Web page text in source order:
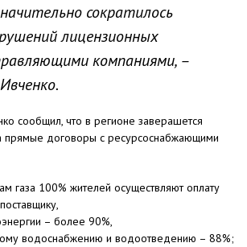
сократилось
лицензионных
компаниями, –
сообщил, что в регионе заверашется
прямые договоры с ресурсоснабжающими
газа 100% жителей осуществляют оплату
– более 90%,
водоснабжению и водоотведению – 88%;